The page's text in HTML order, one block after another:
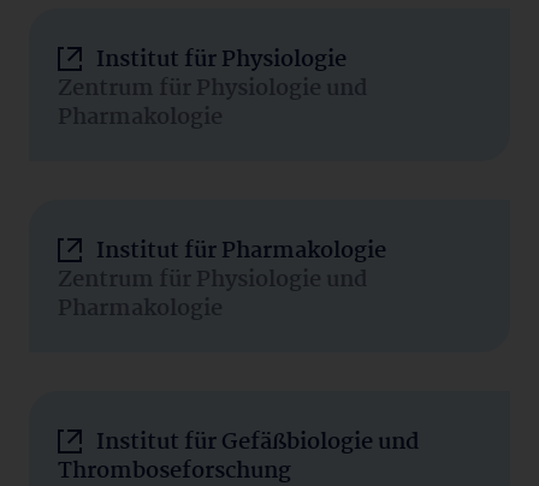
Institut für Physiologie
Zentrum für Physiologie und
Pharmakologie
Institut für Pharmakologie
Zentrum für Physiologie und
Pharmakologie
Institut für Gefäßbiologie und
Thromboseforschung